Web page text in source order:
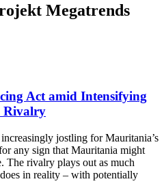
Megatrends
Act amid Intensifying
Rivalry
jostling for Mauritania’s
any sign that Mauritania might
The rivalry plays out as much
in reality – with potentially